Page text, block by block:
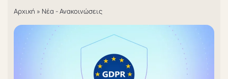
Αρχική » Νέα - Ανακοινώσεις